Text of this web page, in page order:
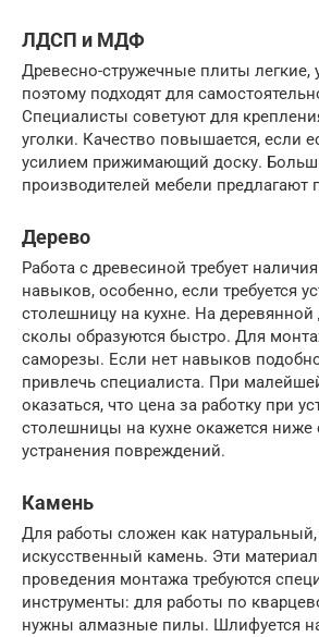
ЛДСП и МДФ
Древесно-стружечные плиты легкие,
поэтому подходят для
Специалисты советуют для
уголки. Качество повышается, если
усилием прижимающий доску.
производителей мебели
Дерево
Работа с древесиной требует
навыков, особенно, если требуется
столешницу на кухне. На
сколы образуются быстро. Для
саморезы. Если нет навыков
привлечь специалиста. При
оказаться, что цена за работку при
столешницы на кухне окажется ниже
устранения повреждений.
Камень
Для работы сложен как натуральный,
искусственный камень. Эти
проведения монтажа требуются
инструменты: для работы по
нужны алмазные пилы. Шлифуется